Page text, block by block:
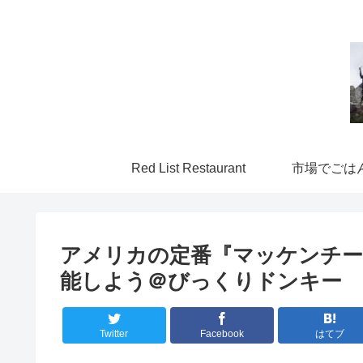
Red List Restaurant 市場でごは
アメリカの定番『マッケンチ
能しよう＠びっくりドンキー
Twitter Facebook はてブ